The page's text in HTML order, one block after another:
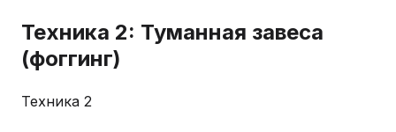
Техника 2: Туманная завеса
(фоггинг)
Техника 2